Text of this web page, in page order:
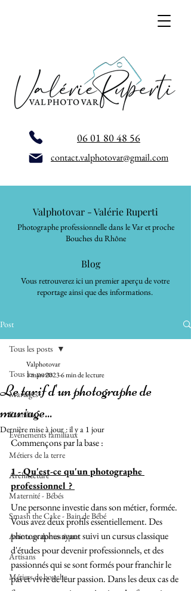
06 01 80 48 56
contact.valphotovar@gmail.com
Valphotovar - Valérie Ruperti
Photographe professionnelle dans le Var et proche
Bouches du Rhône
Blog
Vous retrouverez ici un premier aperçu de votre
reportage ainsi que des informations.
Post
Tous les posts
Mariages
Familles
Evénements familiaux
Métiers de la terre
Architecture
Maternité - Bébés
Smash the Cake - Bain de Bébé
Animaux domestiques
Artisans
Métiers de bouche
Tous les posts
Le tarif d'un photographe de
mariage...
Valphotovar
1 mars 20236 min de lecture
Dernière mise à jour :il y a 1 jour
Commençons par la base :
1 - Qu'est-ce qu'un photographe
professionnel ?
Une personne investie dans son métier, formée.
Vous avez deux profils essentiellement. Des
photographes ayant suivi un cursus classique
d'études pour devenir professionnels, et des
passionnés qui se sont formés pour franchir le
pas et vivre de leur passion. Dans les deux cas de